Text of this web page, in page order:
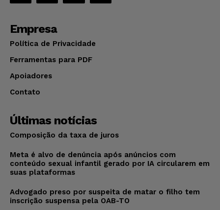
Empresa
Política de Privacidade
Ferramentas para PDF
Apoiadores
Contato
Últimas notícias
Composição da taxa de juros
Meta é alvo de denúncia após anúncios com
conteúdo sexual infantil gerado por IA circularem em
suas plataformas
Advogado preso por suspeita de matar o filho tem
inscrição suspensa pela OAB-TO